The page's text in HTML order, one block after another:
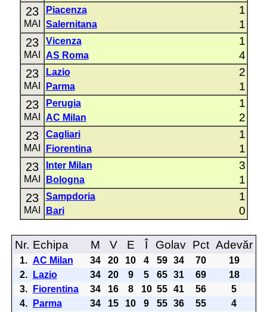
23
MAI
Piacenza 1
Salernitana 1
23
MAI
Vicenza 1
AS Roma 4
23
MAI
Lazio 2
Parma 1
23
MAI
Perugia 1
AC Milan 2
23
MAI
Cagliari 1
Fiorentina 1
23
MAI
Inter Milan 3
Bologna 1
23
MAI
Sampdoria 1
Bari 0
Nr. Echipa M V E Î Golav Pct Adevăr
1. AC Milan 34 20 10 4 59 34 70
19
2.
Lazio 34 20 9 5 65 31 69
18
3.
Fiorentina 34 16 8 10 55 41 56
5
4.
Parma 34 15 10 9 55 36 55
4